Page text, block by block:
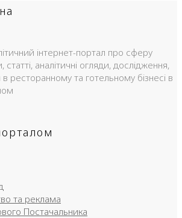
інтернет-портал про сферу
статті, аналітичні огляди, дослідження,
в ресторанному та готельному бізнесі в
та реклама
Постачальника